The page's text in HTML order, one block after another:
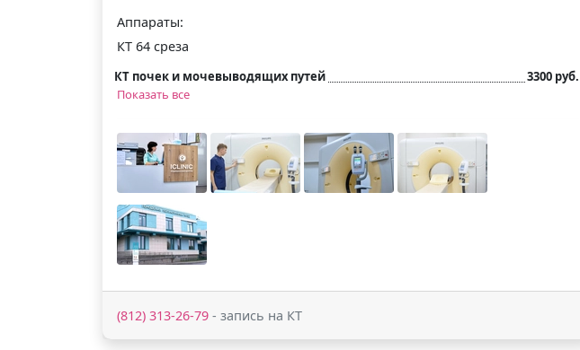
Аппараты:
КТ 64 среза
КТ почек и мочевыводящих путей
3300 руб.
Показать все
(812) 313-26-79 - запись на КТ